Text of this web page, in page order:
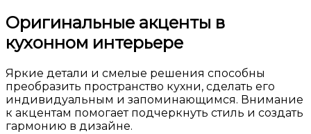
Оригинальные акценты в
кухонном интерьере
Яркие детали и смелые решения способны
преобразить пространство кухни, сделать его
индивидуальным и запоминающимся. Внимание
к акцентам помогает подчеркнуть стиль и создать
гармонию в дизайне.